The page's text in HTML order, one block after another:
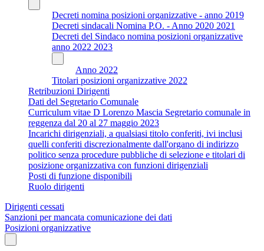
Decreti nomina posizioni organizzative - anno 2019
Decreti sindacali Nomina P.O. - Anno 2020 2021
Decreti del Sindaco nomina posizioni organizzative
anno 2022 2023
Anno 2022
Titolari posizioni organizzative 2022
Retribuzioni Dirigenti
Dati del Segretario Comunale
Curriculum vitae D Lorenzo Mascia Segretario comunale in
reggenza dal 20 al 27 maggio 2023
Incarichi dirigenziali, a qualsiasi titolo conferiti, ivi inclusi
quelli conferiti discrezionalmente dall'organo di indirizzo
politico senza procedure pubbliche di selezione e titolari di
posizione organizzativa con funzioni dirigenziali
Posti di funzione disponibili
Ruolo dirigenti
Dirigenti cessati
Sanzioni per mancata comunicazione dei dati
Posizioni organizzative